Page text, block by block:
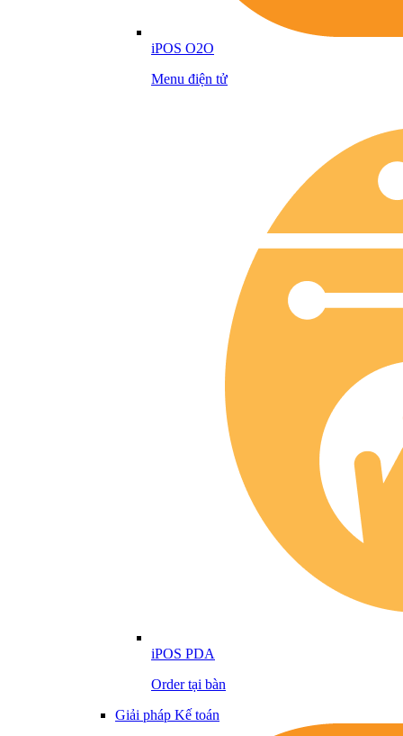
iPOS O2O
Menu điện tử
iPOS PDA
Order tại bàn
Giải pháp Kế toán